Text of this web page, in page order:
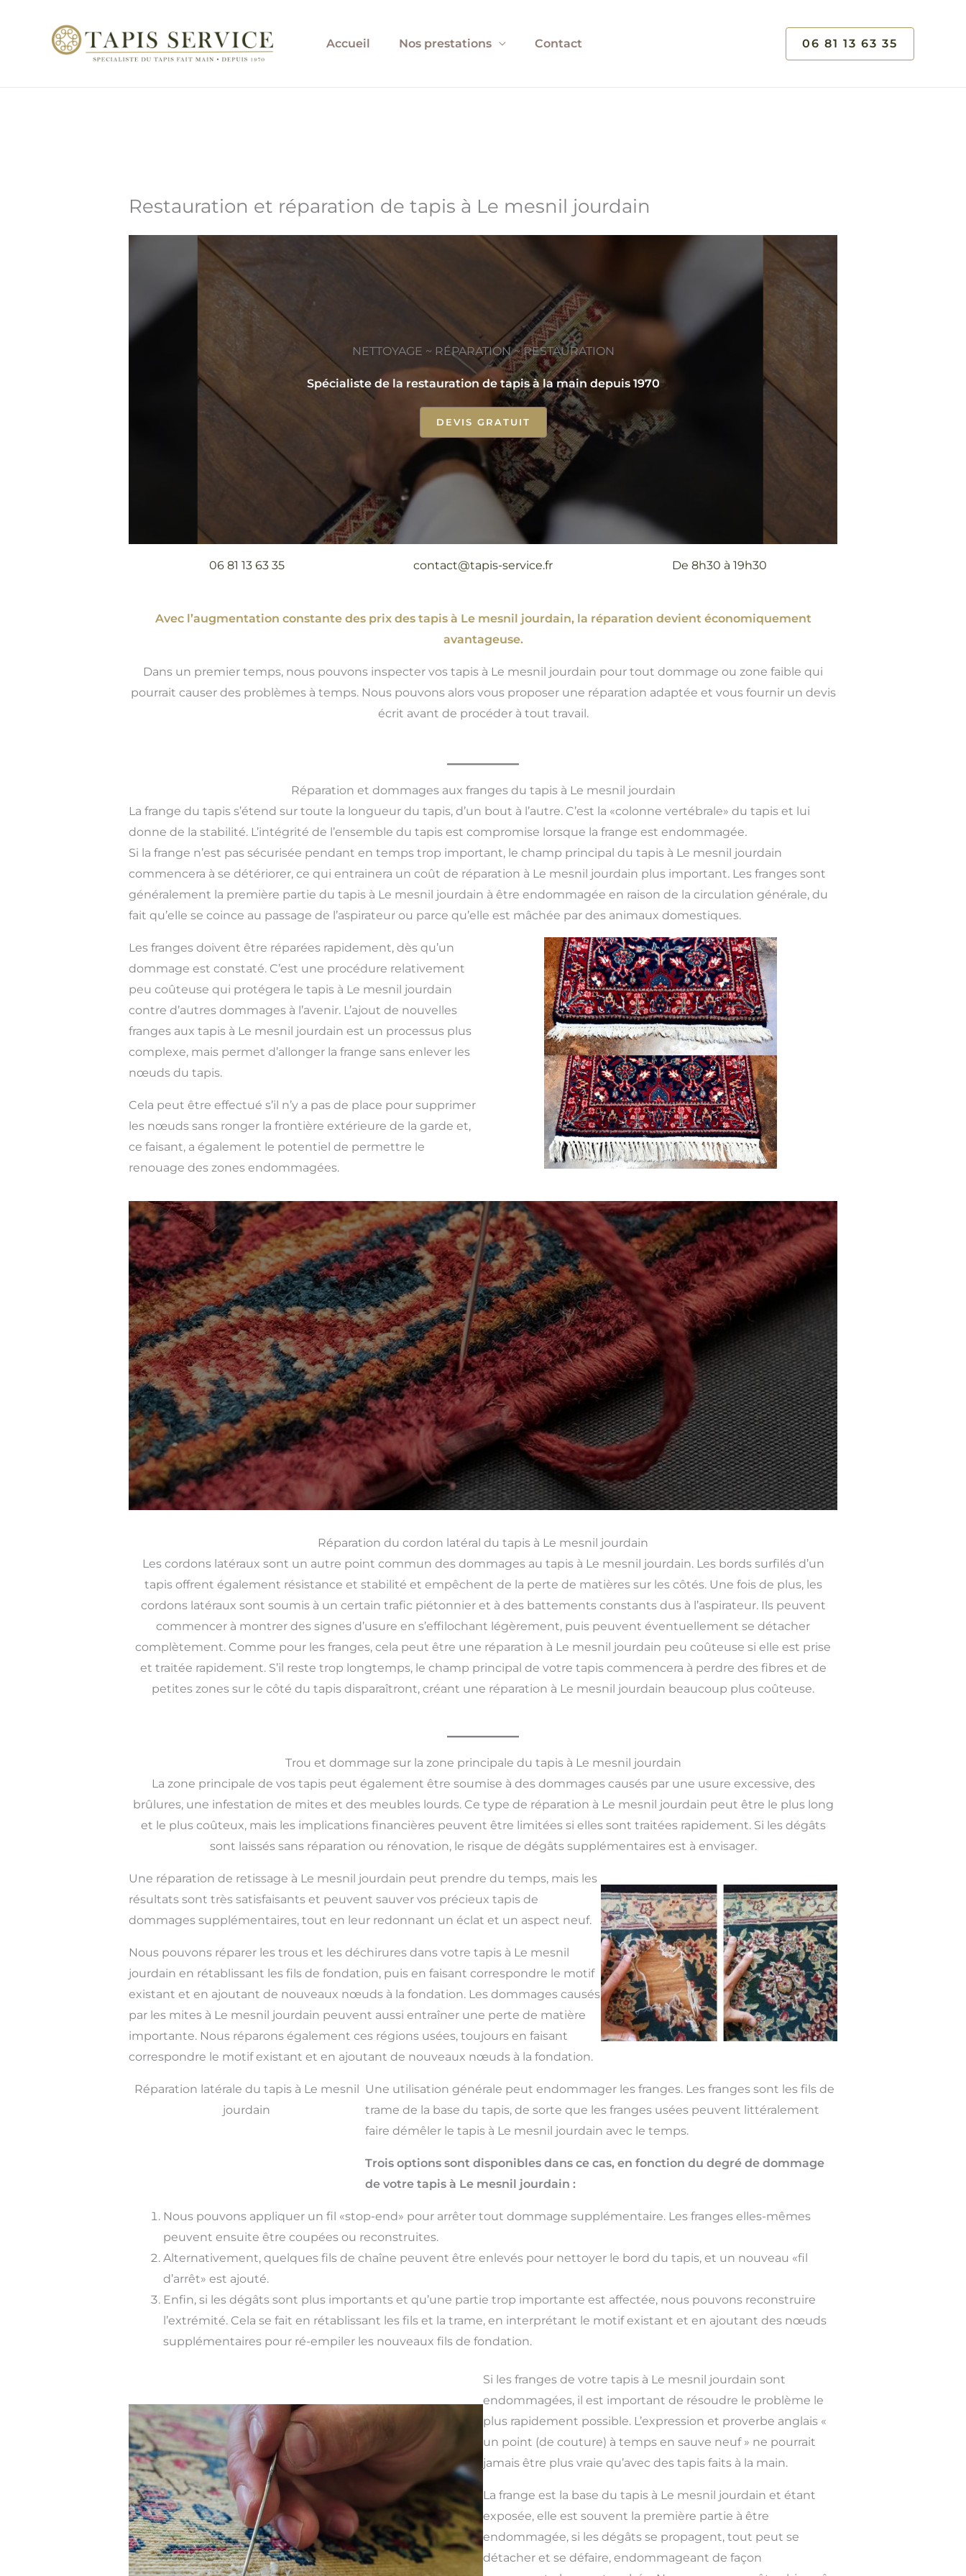
Accueil Nos prestations Contact 06 81 13 63 35
Restauration et réparation de tapis à Le mesnil jourdain
NETTOYAGE ~ RÉPARATION ~ RESTAURATION
Spécialiste de la restauration de tapis à la main depuis 1970
DEVIS GRATUIT
06 81 13 63 35 contact@tapis-service.fr De 8h30 à 19h30
Avec l’augmentation constante des prix des tapis à Le mesnil jourdain, la réparation devient économiquement
avantageuse.
Dans un premier temps, nous pouvons inspecter vos tapis à Le mesnil jourdain pour tout dommage ou zone faible qui
pourrait causer des problèmes à temps. Nous pouvons alors vous proposer une réparation adaptée et vous fournir un devis
écrit avant de procéder à tout travail.
Réparation et dommages aux franges du tapis à Le mesnil jourdain
La frange du tapis s’étend sur toute la longueur du tapis, d’un bout à l’autre. C’est la «colonne vertébrale» du tapis et lui
donne de la stabilité. L’intégrité de l’ensemble du tapis est compromise lorsque la frange est endommagée.
Si la frange n’est pas sécurisée pendant en temps trop important, le champ principal du tapis à Le mesnil jourdain
commencera à se détériorer, ce qui entrainera un coût de réparation à Le mesnil jourdain plus important.Les franges sont
généralement la première partie du tapis à Le mesnil jourdain à être endommagée en raison de la circulation générale, du
fait qu’elle se coince au passage de l’aspirateur ou parce qu’elle est mâchée par des animaux domestiques.
Les franges doivent être réparées rapidement, dès qu’un
dommage est constaté. C’est une procédure relativement
peu coûteuse qui protégera le tapis à Le mesnil jourdain
contre d’autres dommages à l’avenir. L’ajout de nouvelles
franges aux tapis à Le mesnil jourdain est un processus plus
complexe, mais permet d’allonger la frange sans enlever les
nœuds du tapis.
Cela peut être effectué s’il n’y a pas de place pour supprimer
les nœuds sans ronger la frontière extérieure de la garde et,
ce faisant, a également le potentiel de permettre le
renouage des zones endommagées.
Réparation du cordon latéral du tapis à Le mesnil jourdain
Les cordons latéraux sont un autre point commun des dommages au tapis à Le mesnil jourdain. Les bords surfilés d’un
tapis offrent également résistance et stabilité et empêchent de la perte de matières sur les côtés. Une fois de plus, les
cordons latéraux sont soumis à un certain trafic piétonnier et à des battements constants dus à l’aspirateur. Ils peuvent
commencer à montrer des signes d’usure en s’effilochant légèrement, puis peuvent éventuellement se détacher
complètement. Comme pour les franges, cela peut être une réparation à Le mesnil jourdain peu coûteuse si elle est prise
et traitée rapidement. S’il reste trop longtemps, le champ principal de votre tapis commencera à perdre des fibres et de
petites zones sur le côté du tapis disparaîtront, créant une réparation à Le mesnil jourdain beaucoup plus coûteuse.
Trou et dommage sur la zone principale du tapis à Le mesnil jourdain
La zone principale de vos tapis peut également être soumise à des dommages causés par une usure excessive, des
brûlures, une infestation de mites et des meubles lourds. Ce type de réparation à Le mesnil jourdain peut être le plus long
et le plus coûteux, mais les implications financières peuvent être limitées si elles sont traitées rapidement. Si les dégâts
sont laissés sans réparation ou rénovation, le risque de dégâts supplémentaires est à envisager.
Une réparation de retissage à Le mesnil jourdain peut prendre du temps, mais les
résultats sont très satisfaisants et peuvent sauver vos précieux tapis de
dommages supplémentaires, tout en leur redonnant un éclat et un aspect neuf.
Nous pouvons réparer les trous et les déchirures dans votre tapis à Le mesnil
jourdain en rétablissant les fils de fondation, puis en faisant correspondre le motif
existant et en ajoutant de nouveaux nœuds à la fondation. Les dommages causés
par les mites à Le mesnil jourdain peuvent aussi entraîner une perte de matière
importante. Nous réparons également ces régions usées, toujours en faisant
correspondre le motif existant et en ajoutant de nouveaux nœuds à la fondation.
Réparation latérale du tapis à Le mesnil
jourdain
Une utilisation générale peut endommager les franges. Les franges sont les fils de
trame de la base du tapis, de sorte que les franges usées peuvent littéralement
faire démêler le tapis à Le mesnil jourdain avec le temps.
Trois options sont disponibles dans ce cas, en fonction du degré de dommage
de votre tapis à Le mesnil jourdain :
Nous pouvons appliquer un fil «stop-end» pour arrêter tout dommage supplémentaire. Les franges elles-mêmes
peuvent ensuite être coupées ou reconstruites.
Alternativement, quelques fils de chaîne peuvent être enlevés pour nettoyer le bord du tapis, et un nouveau «fil
d’arrêt» est ajouté.
Enfin, si les dégâts sont plus importants et qu’une partie trop importante est affectée, nous pouvons reconstruire
l’extrémité. Cela se fait en rétablissant les fils et la trame, en interprétant le motif existant et en ajoutant des nœuds
supplémentaires pour ré-empiler les nouveaux fils de fondation.
Si les franges de votre tapis à Le mesnil jourdain sont
endommagées, il est important de résoudre le problème le
plus rapidement possible. L’expression et proverbe anglais «
un point (de couture) à temps en sauve neuf » ne pourrait
jamais être plus vraie qu’avec des tapis faits à la main.
La frange est la base du tapis à Le mesnil jourdain et étant
exposée, elle est souvent la première partie à être
endommagée, si les dégâts se propagent, tout peut se
détacher et se défaire, endommageant de façon